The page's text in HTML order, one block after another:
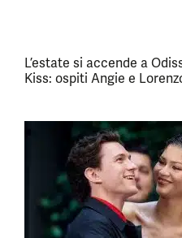
L’estate si accende a
Kiss: ospiti Angie e